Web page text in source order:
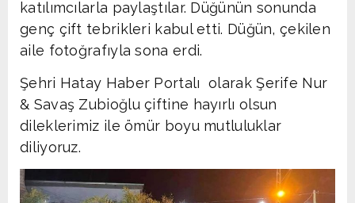
katılımcılarla paylaştılar. Düğünün sonunda
genç çift tebrikleri kabul etti. Düğün, çekilen
aile fotoğrafıyla sona erdi.
Şehri Hatay Haber Portalı olarak Şerife Nur
& Savaş Zubioğlu çiftine hayırlı olsun
dileklerimiz ile ömür boyu mutluluklar
diliyoruz.